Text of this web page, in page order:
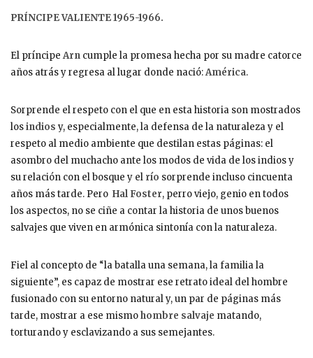
PRÍNCIPE VALIENTE 1965-1966.
El príncipeArn cumple la promesa hecha por su madre catorce
años atrás y regresa al lugar donde nació:América.
Sorprende el respeto con el que en esta historia son mostrados
losindios y, especialmente, la defensa de la naturaleza y el
respeto al medio ambiente que destilan estas páginas: el
asombro del muchacho ante los modos de vida de los indios y
su relación con el bosque y el río sorprende incluso cincuenta
años más tarde. Pero Hal Foster, perro viejo, genio en todos
los aspectos, no se ciñe a contar la historia de unos buenos
salvajes que viven en armónica sintonía con la naturaleza.
Fiel al concepto de “la batalla una semana, la familia la
siguiente”, es capaz de mostrar ese retrato ideal del hombre
fusionado con su entorno natural y, un par de páginas más
tarde, mostrar a ese mismohombre salvaje matando,
torturando y esclavizando a sus semejantes.